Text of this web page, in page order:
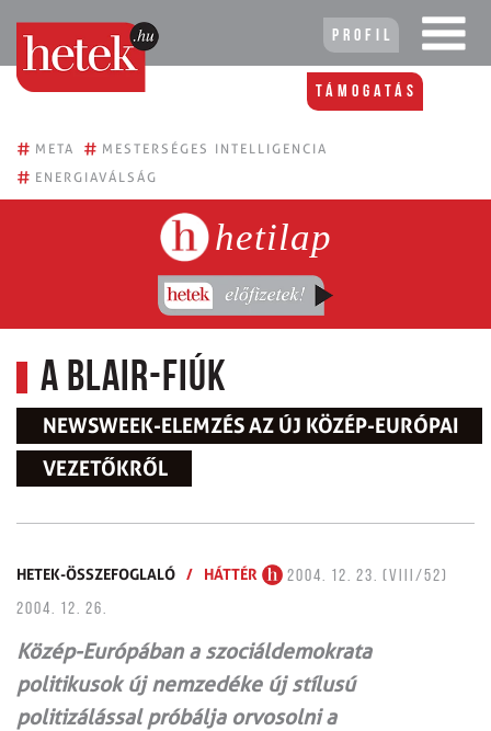
Profil
Támogatás
# META # MESTERSÉGES INTELLIGENCIA
# ENERGIAVÁLSÁG
hetilap
A Blair-fiúk
NEWSWEEK-ELEMZÉS AZ ÚJ KÖZÉP-EURÓPAI
VEZETŐKRŐL
HETEK-ÖSSZEFOGLALÓ / HÁTTÉR
2004. 12. 23. (VIII/52)
2004. 12. 26.
Közép-Európában a szociáldemokrata
politikusok új nemzedéke új stílusú
politizálással próbálja orvosolni a